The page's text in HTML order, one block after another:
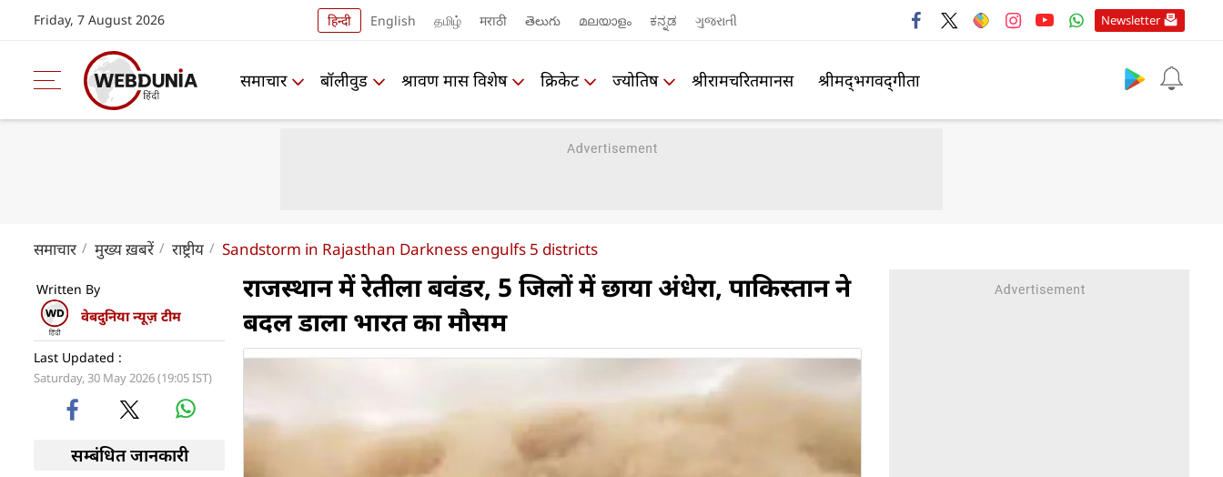
Friday, 7 August 2026 हिन्दी English தமிழ் मराठी తెలుగు മലയാളം ಕನ್ನಡ ગુજરાતી Newsletter
समाचार बॉलीवुड श्रावण मास विशेष क्रिकेट ज्योतिष श्रीरामचरितमानस श्रीमद्‍भगवद्‍गीता
समाचार मुख्य ख़बरें राष्ट्रीय Sandstorm in Rajasthan Darkness engulfs 5 districts
Written By
वेबदुनिया न्यूज़ टीम
Last Updated :
Saturday, 30 May 2026 (19:05 IST)
सम्बंधित जानकारी
राजस्थान में रेतीला बवंडर, 5 जिलों में छाया अंधेरा, पाकिस्‍तान ने
बदल डाला भारत का मौसम